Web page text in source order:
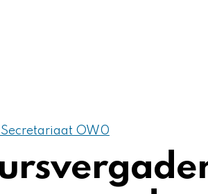
Secretariaat OW0